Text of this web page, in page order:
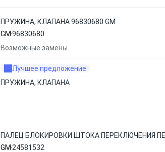
ПРУЖИНА, КЛАПАНА 96830680 GM
GM 96830680
Возможные замены
Лучшее предложение
ПРУЖИНА, КЛАПАНА
ПАЛЕЦ БЛОКИРОВКИ ШТОКА ПЕРЕКЛЮЧЕНИЯ
GM 24581532